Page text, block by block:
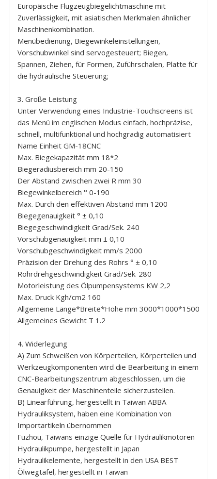
Europäische Flugzeugbiegelichtmaschine mit
Zuverlässigkeit, mit asiatischen Merkmalen ähnlicher
Maschinenkombination.
Menübedienung, Biegewinkeleinstellungen,
Vorschubwinkel sind servogesteuert; Biegen,
Spannen, Ziehen, für Formen, Zuführschalen, Platte für
die hydraulische Steuerung;
3. Große Leistung
Unter Verwendung eines Industrie-Touchscreens ist
das Menü im englischen Modus einfach, hochpräzise, ​​
schnell, multifunktional und hochgradig automatisiert
Name Einheit GM-18CNC
Max. Biegekapazität mm 18*2
Biegeradiusbereich mm 20-150
Der Abstand zwischen zwei R mm 30
Biegewinkelbereich ° 0-190
Max. Durch den effektiven Abstand mm 1200
Biegegenauigkeit ° ± 0,10
Biegegeschwindigkeit Grad/Sek. 240
Vorschubgenauigkeit mm ± 0,10
Vorschubgeschwindigkeit mm/s 2000
Präzision der Drehung des Rohrs ° ± 0,10
Rohrdrehgeschwindigkeit Grad/Sek. 280
Motorleistung des Ölpumpensystems KW 2,2
Max. Druck Kgh/cm2 160
Allgemeine Länge*Breite*Höhe mm 3000*1000*1500
Allgemeines Gewicht T 1.2
4. Widerlegung
A) Zum Schweißen von Körperteilen, Körperteilen und
Werkzeugkomponenten wird die Bearbeitung in einem
CNC-Bearbeitungszentrum abgeschlossen, um die
Genauigkeit der Maschinenteile sicherzustellen.
B) Linearführung, hergestellt in Taiwan ABBA
Hydrauliksystem, haben eine Kombination von
Importartikeln übernommen
Fuzhou, Taiwans einzige Quelle für Hydraulikmotoren
Hydraulikpumpe, hergestellt in Japan
Hydraulikelemente, hergestellt in den USA BEST
Ölwegtafel, hergestellt in Taiwan